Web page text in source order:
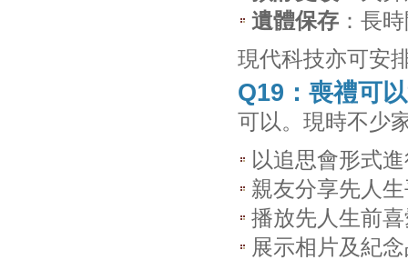
遺體保存 ：長
現代科技亦可安
Q19：喪禮可
可以。現時不少
以追思會形式
親友分享先人
播放先人生前
展示相片及紀